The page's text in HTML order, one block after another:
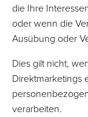
die Ihre
oder wenn die
Ausübung oder
Dies gilt nicht,
Direktmarketings
verarbeiten.